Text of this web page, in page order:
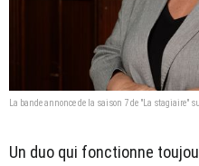
La bande annonce de la saison 7 de "La stagiaire"
Un duo qui fonctionne